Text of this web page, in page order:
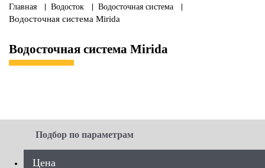
Главная Водосток Водосточная система
Водосточная система Mirida
Водосточная система Mirida
Подбор по параметрам
Цена